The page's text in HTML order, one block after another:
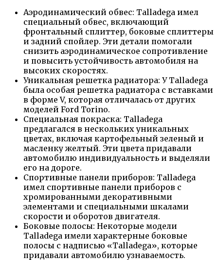
Аэродинамический обвес: Talladega имел
специальный обвес, включающий
фронтальный сплиттер, боковые сплиттеры
и задний спойлер. Эти детали помогали
снизить аэродинамическое сопротивление
и повысить устойчивость автомобиля на
высоких скоростях.
Уникальная решетка радиатора: У Talladega
была особая решетка радиатора с вставками
в форме V, которая отличалась от других
моделей Ford Torino.
Специальная покраска: Talladega
предлагался в нескольких уникальных
цветах, включая картофельный зеленый и
масленку желтый. Эти цвета придавали
автомобилю индивидуальность и выделяли
его на дороге.
Спортивные панели приборов: Talladega
имел спортивные панели приборов с
хромированными декоративными
элементами и специальными шкалами
скорости и оборотов двигателя.
Боковые полосы: Некоторые модели
Talladega имели характерные боковые
полосы с надписью «Talladega», которые
придавали автомобилю узнаваемость.